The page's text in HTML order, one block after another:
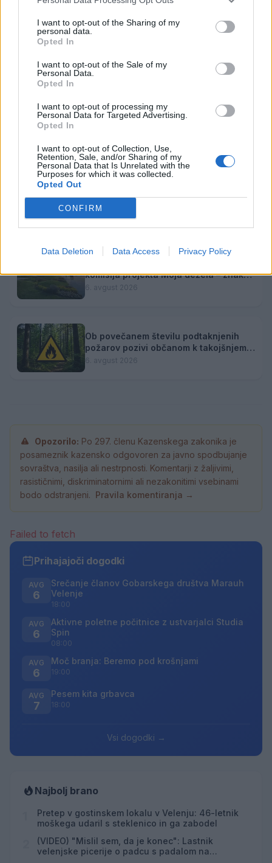
I want to opt-out of the Sharing of my
personal data.
Opted In
I want to opt-out of the Sale of my
Personal Data.
Opted In
I want to opt-out of processing my
Personal Data for Targeted Advertising.
Opted In
I want to opt-out of Collection, Use,
Retention, Sale, and/or Sharing of my
Personal Data that Is Unrelated with the
Purposes for which it was collected.
Opted Out
CONFIRM
Data Deletion Data Access Privacy Policy
Sorodno
Več iz kategorije Družba
Vročina lahko vpliva tudi na delovanje
komisija projekta Moja dežela – znak
gostoljubnosti
6. avgust 2026
Ob povečanem številu podtaknjenih
požarov pozivi občanom k takojšnjemu
obveščanju policije
6. avgust 2026
Opozorilo: Po 297. členu Kazenskega zakonika je
posameznik kazensko odgovoren za javno spodbujanje
sovraštva, nasilja ali nestrpnosti. Komentarji z žaljivimi,
rasističnimi, diskriminatornimi ali nezakonitimi vsebinami
bodo odstranjeni. Pravila komentiranja →
Failed to fetch
Prihajajoči dogodki
AVG
6
Srečanje članov Gobarskega društva Marauh
Velenje
18:00
AVG
6
Aktivne poletne počitnice z ustvarjalci Studia
Spin
08:00
AVG
6
Moč branja: Beremo pod krošnjami
19:00
AVG
7
Pesem kita grbavca
18:00
Vsi dogodki →
Najbolj brano
Pretep v gostinskem lokalu v Velenju: 46-letnik
moškega udaril s steklenico in ga zabodel
(VIDEO) "Mislil sem, da je konec": Lastnik
velenjske picerije o padcu s padalom na